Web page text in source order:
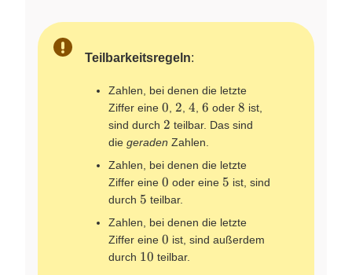
Teilbarkeitsregeln:
Zahlen, bei denen die letzte
Ziffer eine 0
0 2
2 4
4 6
6 oder 8
8 ist,
sind durch 2
2 teilbar. Das sind
die geraden Zahlen.
Zahlen, bei denen die letzte
Ziffer eine 0
0 oder eine 5
5 ist, sind
durch 5
5 teilbar.
Zahlen, bei denen die letzte
Ziffer eine 0
0 ist, sind außerdem
durch 10
10 teilbar.